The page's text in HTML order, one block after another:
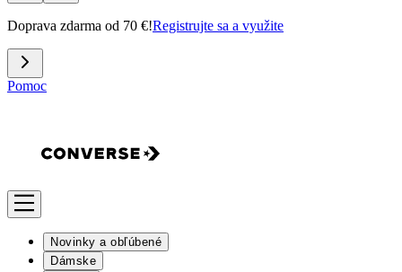
Doprava zdarma od 70 €!Registrujte sa a využite
Pomoc
Novinky a obľúbené
Dámske